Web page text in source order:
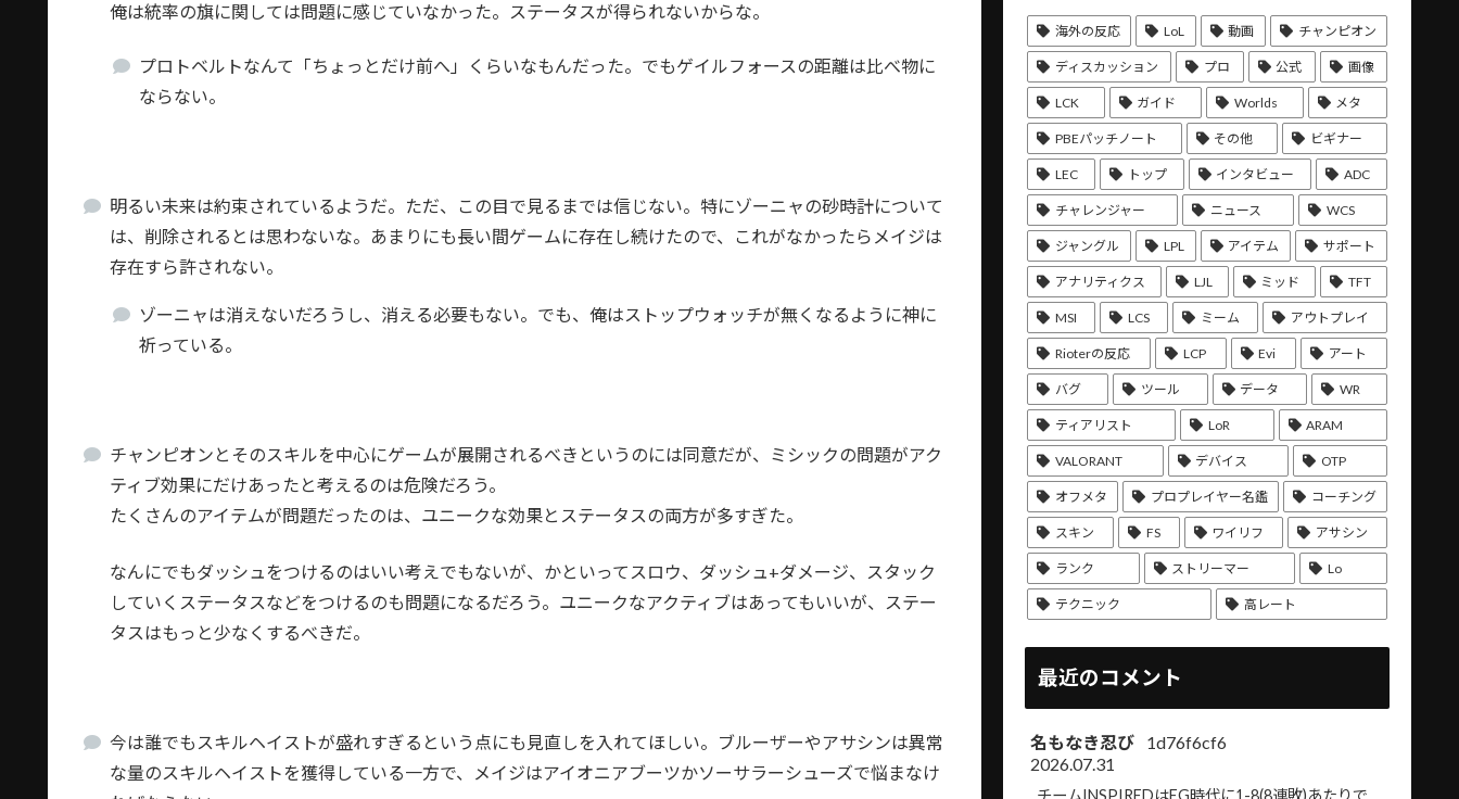
俺は統率の旗に関しては問題に感じていなかった。ステータスが得られないからな。
プロトベルトなんて「ちょっとだけ前へ」くらいなもんだった。でもゲイルフォースの距離は比べ物に
ならない。
明るい未来は約束されているようだ。ただ、この目で見るまでは信じない。特にゾーニャの砂時計について
は、削除されるとは思わないな。あまりにも長い間ゲームに存在し続けたので、これがなかったらメイジは
存在すら許されない。
ゾーニャは消えないだろうし、消える必要もない。でも、俺はストップウォッチが無くなるように神に
祈っている。
チャンピオンとそのスキルを中心にゲームが展開されるべきというのには同意だが、ミシックの問題がアク
ティブ効果にだけあったと考えるのは危険だろう。
たくさんのアイテムが問題だったのは、ユニークな効果とステータスの両方が多すぎた。
なんにでもダッシュをつけるのはいい考えでもないが、かといってスロウ、ダッシュ+ダメージ、スタック
していくステータスなどをつけるのも問題になるだろう。ユニークなアクティブはあってもいいが、ステー
タスはもっと少なくするべきだ。
今は誰でもスキルヘイストが盛れすぎるという点にも見直しを入れてほしい。ブルーザーやアサシンは異常
な量のスキルヘイストを獲得している一方で、メイジはアイオニアブーツかソーサラーシューズで悩まなけ
海外の反応 LoL 動画 チャンピオン
ディスカッション プロ 公式 画像
LCK ガイド Worlds メタ
PBEパッチノート その他 ビギナー
LEC トップ インタビュー ADC
チャレンジャー ニュース WCS
ジャングル LPL アイテム サポート
アナリティクス LJL ミッド TFT
MSI LCS ミーム アウトプレイ
Rioterの反応 LCP Evi アート
バグ ツール データ WR
ティアリスト LoR ARAM
VALORANT デバイス OTP
オフメタ プロプレイヤー名鑑 コーチング
スキン FS ワイリフ アサシン
ランク ストリーマー Lo
テクニック 高レート
最近のコメント
名もなき忍び
1d76f6cf6
2026.07.31
チームINSPIREDはEG時代に1-8(8連敗)あたりで